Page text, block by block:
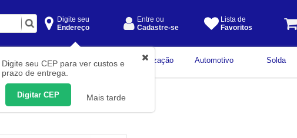
Digite seu
Endereço
Digite seu CEP para ver custos e
prazo de entrega.
Digitar CEP Mais tarde
Entre ou
Cadastre-se
Lista de
Favoritos
Construção Civil
Medição
Organização Automotivo Solda